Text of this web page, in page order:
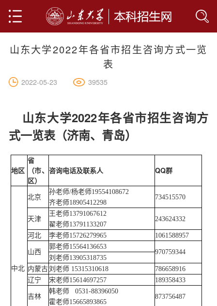
首页
山大简介
专业介绍
人文科学
信息科学
工程科学
齐鲁医学院
网上报名
联系我们
山东大学2022年各省市招生咨询方式一览
表
2022-05-23 39535
山东大学2022年各省市招生咨询方
式一览表（济南、青岛）
地区
省
（市、
区）
咨询电话及联系人 QQ群
中北
北京
孙老师/杨老师19554108672
齐老师18905412298
734515570
天津
王老师13791067612
翟老师13791133207
243624332
河北 李老师15726279965 1061588957
山西
郭老师15564136653
970759344
刘老师13905318735
内蒙古刘老师 15315310618
786658916
辽宁
宋老师15614697257 189358433
吉林
韩老师 0531-88396050
霍老师15665893865
873756487